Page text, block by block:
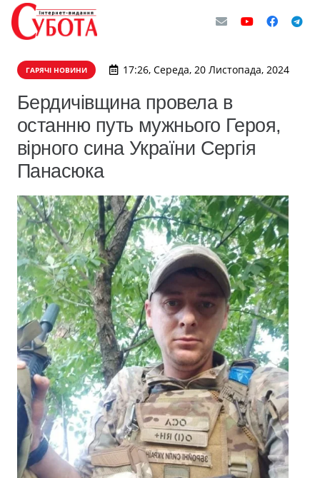
ГАРЯЧІ НОВИНИ 17:26, Середа, 20 Листопада, 2024
Бердичівщина провела в
останню путь мужнього Героя,
вірного сина України Сергія
Панасюка